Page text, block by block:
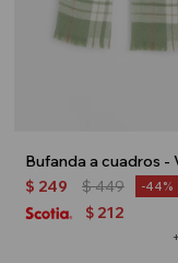
$ 249 $449 44
$ 212